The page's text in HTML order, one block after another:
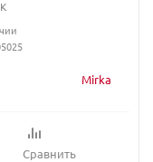
Mirka
Сравнить